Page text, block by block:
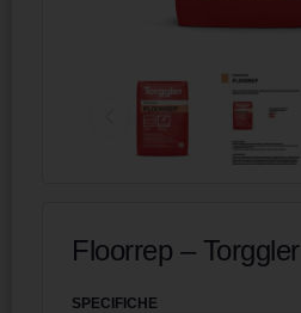
Floorrep – Torggler
SPECIFICHE